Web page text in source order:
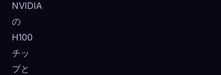
NVIDIA
の
H100
チッ
プと